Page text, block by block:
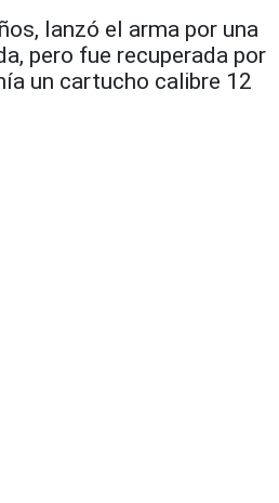
lanzó el arma por una
pero fue recuperada por
un cartucho calibre 12